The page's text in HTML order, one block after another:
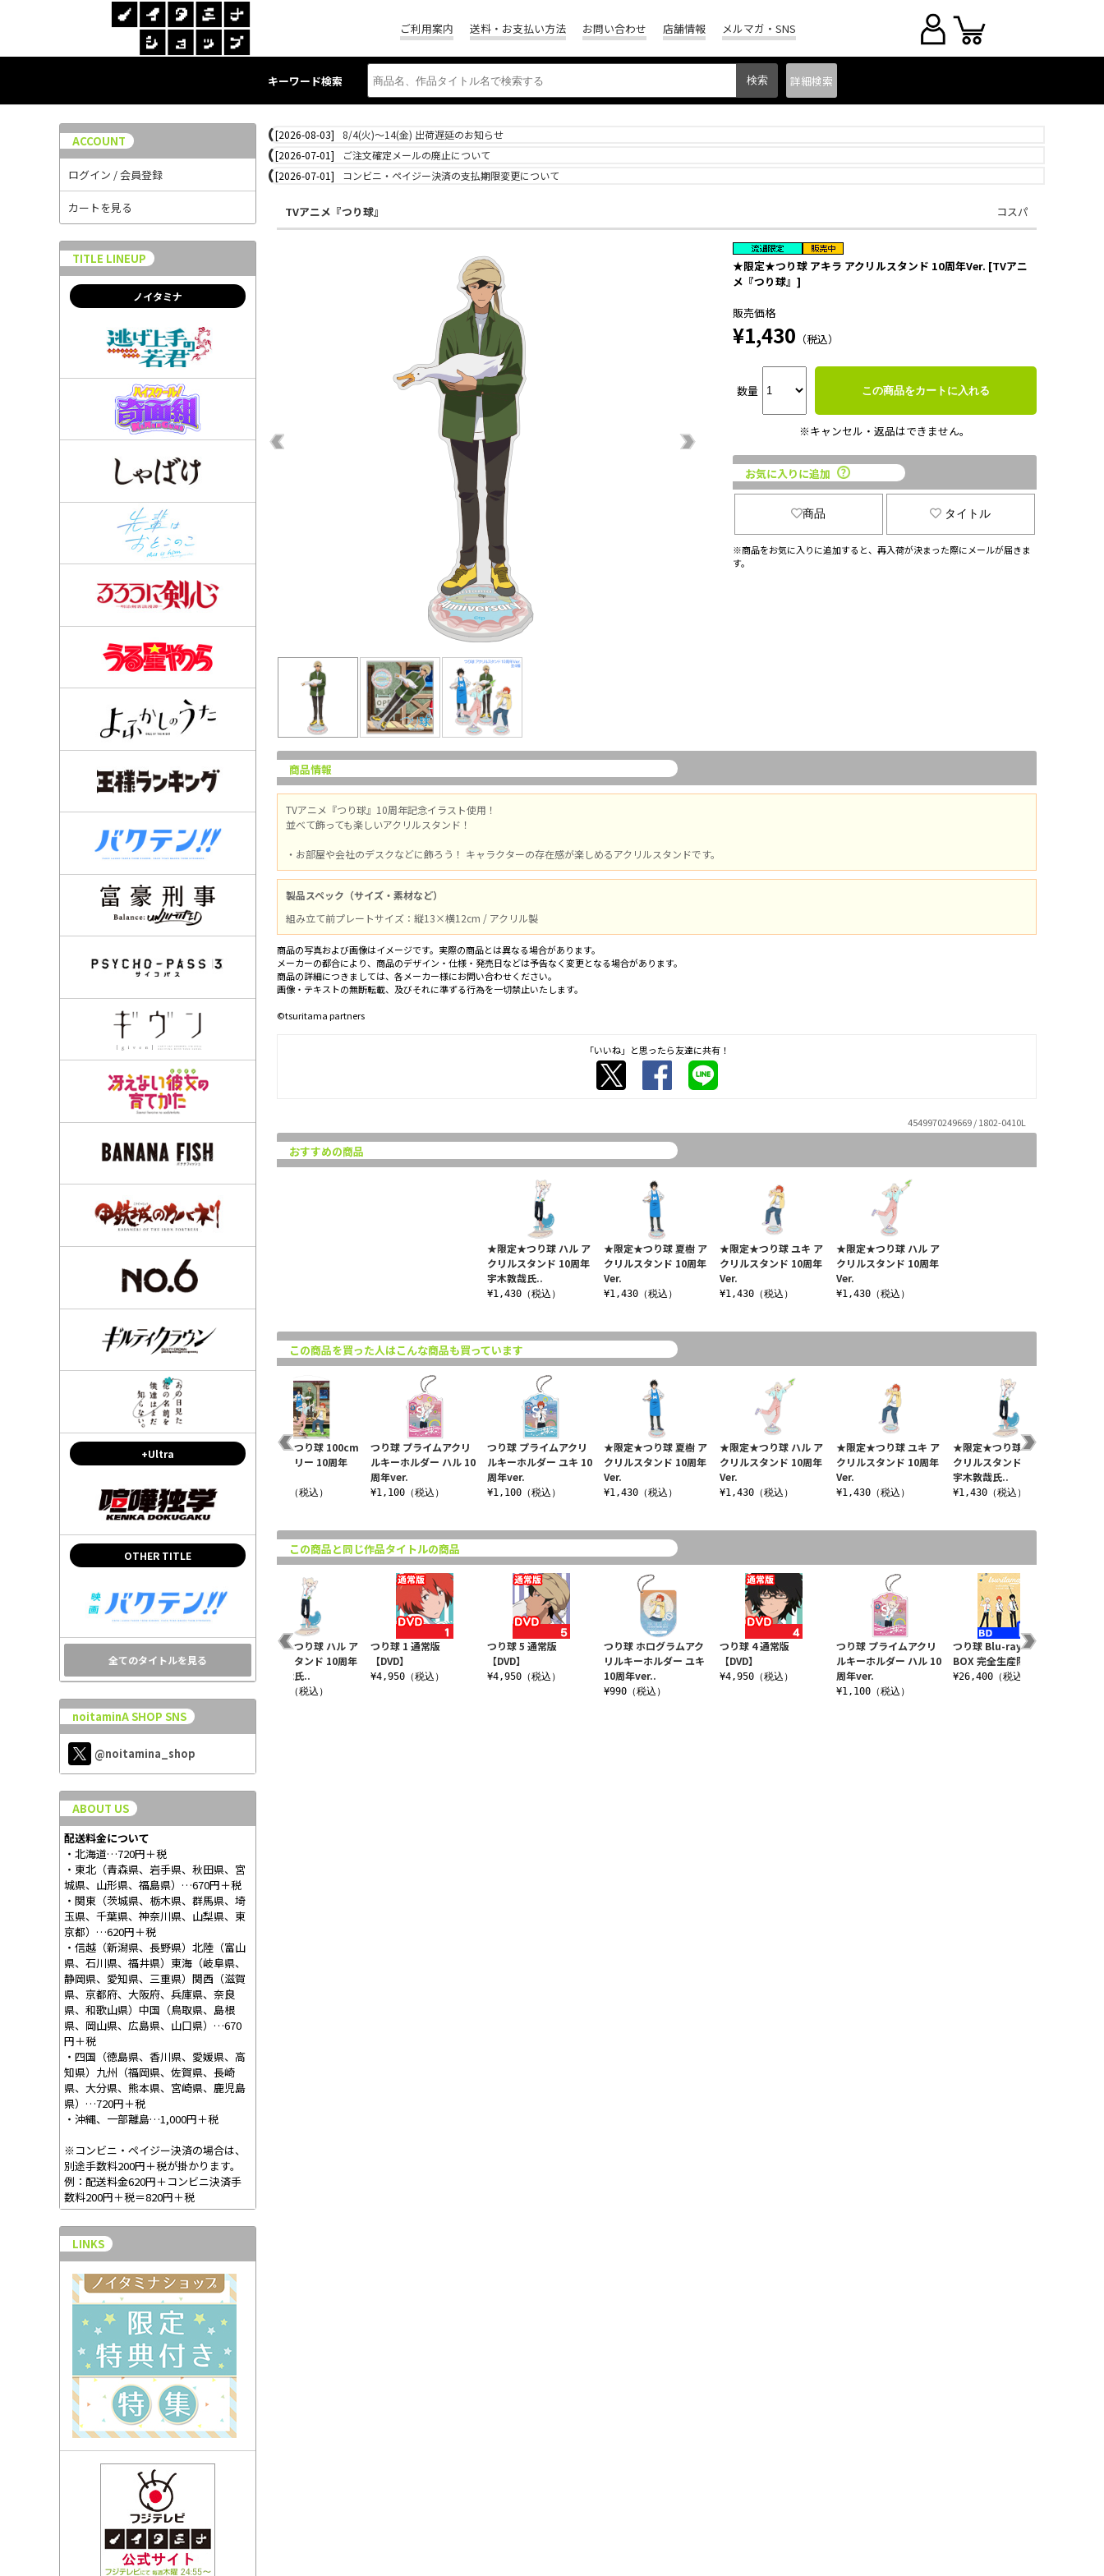
ご利用案内 送料・お支払い方法 お問い合わせ 店舗情報 メルマガ・SNS
キーワード検索 詳細検索
ACCOUNT
ログイン / 会員登録
カートを見る
TITLE LINEUP
ノイタミナ
+Ultra
OTHER TITLE
全てのタイトルを見る
noitaminA SHOP SNS
@noitamina_shop
ABOUT US
配送料金について
・北海道…720円＋税
・東北（青森県、岩手県、秋田県、宮
城県、山形県、福島県）…670円＋税
・関東（茨城県、栃木県、群馬県、埼
玉県、千葉県、神奈川県、山梨県、東
京都）…620円＋税
・信越（新潟県、長野県）北陸（富山
県、石川県、福井県）東海（岐阜県、
静岡県、愛知県、三重県）関西（滋賀
県、京都府、大阪府、兵庫県、奈良
県、和歌山県）中国（鳥取県、島根
県、岡山県、広島県、山口県）…670
円＋税
・四国（徳島県、香川県、愛媛県、高
知県）九州（福岡県、佐賀県、長崎
県、大分県、熊本県、宮崎県、鹿児島
県）…720円＋税
・沖縄、一部離島…1,000円＋税
※コンビニ・ペイジー決済の場合は、
別途手数料200円＋税が掛かります。
例：配送料金620円＋コンビニ決済手
数料200円＋税＝820円＋税
LINKS
[2026-08-03]
8/4(火)～14(金) 出荷遅延のお知らせ
[2026-07-01]
ご注文確定メールの廃止について
[2026-07-01]
コンビニ・ペイジー決済の支払期限変更について
TVアニメ『つり球』 コスパ
★限定★つり球 アキラ アクリルスタンド 10周年Ver. [TVアニ
メ『つり球』]
販売価格
¥1,430 （税込）
数量 この商品をカートに入れる
※キャンセル・返品はできません。
お気に入りに追加
商品 タイトル
※商品をお気に入りに追加すると、再入荷が決まった際にメールが届きま
す。
商品情報
TVアニメ『つり球』10周年記念イラスト使用！
並べて飾っても楽しいアクリルスタンド！
・お部屋や会社のデスクなどに飾ろう！ キャラクターの存在感が楽しめるアクリルスタンドです。
製品スペック（サイズ・素材など）
組み立て前プレートサイズ：縦13×横12cm / アクリル製
商品の写真および画像はイメージです。実際の商品とは異なる場合があります。
メーカーの都合により、商品のデザイン・仕様・発売日などは予告なく変更となる場合があります。
商品の詳細につきましては、各メーカー様にお問い合わせください。
画像・テキストの無断転載、及びそれに準ずる行為を一切禁止いたします。
©tsuritama partners
「いいね」と思ったら友達に共有！
4549970249669 / 1802-0410L
おすすめの商品
★限定★つり球 夏樹 ア
クリルスタンド 10周年
Ver.
¥1,430（税込）
★限定★つり球 ユキ ア
クリルスタンド 10周年
Ver.
¥1,430（税込）
★限定★つり球 ハル ア
クリルスタンド 10周年
Ver.
¥1,430（税込）
★限定★つり球 ハル ア
クリルスタンド 10周年
宇木敦哉氏..
¥1,430（税込）
この商品を買った人はこんな商品も買っています
★限定★つり球 夏樹 ア
クリルスタンド 10周年
Ver.
¥1,430（税込）
★限定★つり球 ハル ア
クリルスタンド 10周年
Ver.
¥1,430（税込）
★限定★つり球 ユキ ア
クリルスタンド 10周年
Ver.
¥1,430（税込）
★限定★つり球 ハル ア
クリルスタンド 10周年
宇木敦哉氏..
¥1,430（税込）
つり球 ホログラムアク
リルキーホルダー アキ
つり球 ホログラムアク
リルキーホルダー 夏樹
¥990（税込）
★限定★つり球 100cm
タペストリー 10周年
¥6,050（税込）
つり球 プライムアクリ
ルキーホルダー ハル 10
周年ver.
¥1,100（税込）
つり球 プライムアクリ
ルキーホルダー ユキ 10
周年ver.
¥1,100（税込）
この商品と同じ作品タイトルの商品
つり球 ホログラムアク
リルキーホルダー ユキ
10周年ver..
¥990（税込）
つり球 4 通常版
【DVD】
¥4,950（税込）
つり球 プライムアクリ
ルキーホルダー ハル 10
周年ver.
¥1,100（税込）
つり球 Blu-ray Disc
BOX 完全生産限定版
¥26,400（税込）
つり球 ネックレス
★限定★つり球 アキラ
アクリルスタンド 10周
年Ver.
★限定★つり球 ハル ア
クリルスタンド 10周年
宇木敦哉氏..
¥1,430（税込）
つり球 1 通常版
【DVD】
¥4,950（税込）
つり球 5 通常版
【DVD】
¥4,950（税込）